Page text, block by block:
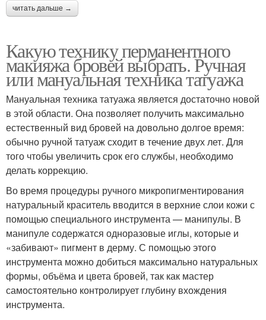
читать дальше →
Какую технику перманентного
макияжа бровей выбрать. Ручная
или мануальная техника татуажа
Мануальная техника татуажа является достаточно новой
в этой области. Она позволяет получить максимально
естественный вид бровей на довольно долгое время:
обычно ручной татуаж сходит в течение двух лет. Для
того чтобы увеличить срок его службы, необходимо
делать коррекцию.
Во время процедуры ручного микропигментирования
натуральный краситель вводится в верхние слои кожи с
помощью специального инструмента — манипулы. В
манипуле содержатся одноразовые иглы, которые и
«забивают» пигмент в дерму. С помощью этого
инструмента можно добиться максимально натуральных
формы, объёма и цвета бровей, так как мастер
самостоятельно контролирует глубину вхождения
инструмента.